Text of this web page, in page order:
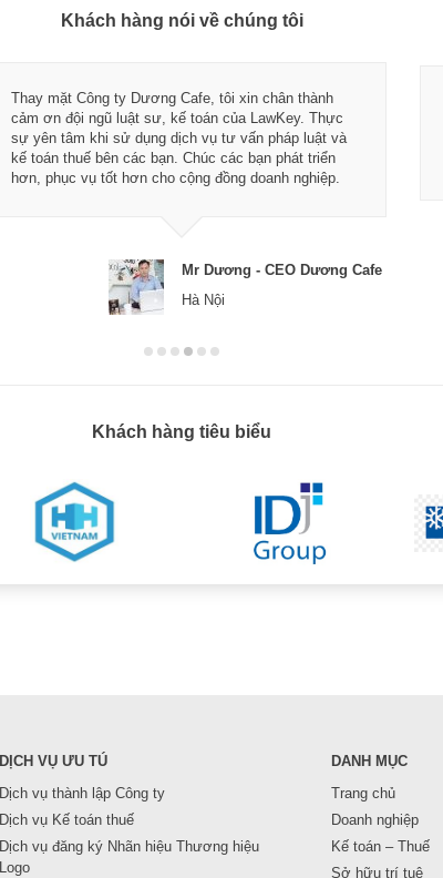
Khách hàng nói về chúng tôi
Thay mặt Công ty Dương Cafe, tôi xin chân thành
cảm ơn đội ngũ luật sư, kế toán của LawKey. Thực
sự yên tâm khi sử dụng dịch vụ tư vấn pháp luật và
kế toán thuế bên các bạn. Chúc các bạn phát triển
hơn, phục vụ tốt hơn cho cộng đồng doanh nghiệp.
Mr Dương - CEO Dương Cafe
Hà Nội
Khách hàng tiêu biểu
DỊCH VỤ ƯU TÚ
Dịch vụ thành lập Công ty
Dịch vụ Kế toán thuế
Dịch vụ đăng ký Nhãn hiệu Thương hiệu
Logo
DANH MỤC
Trang chủ
Doanh nghiệp
Kế toán – Thuế
Sở hữu trí tuệ